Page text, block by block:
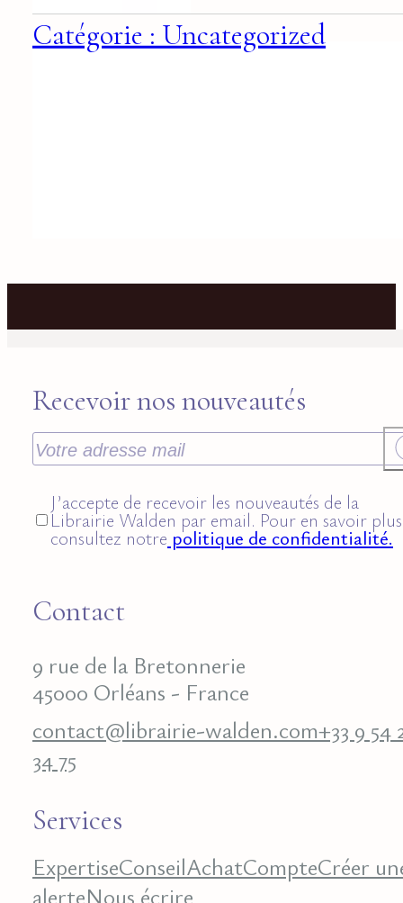
Catégorie : Uncategorized
Recevoir nos nouveautés
J’accepte de recevoir les nouveautés de la
Librairie Walden par email. Pour en savoir
consultez notre politique de confidentialité.
Contact
9 rue de la Bretonnerie
45000 Orléans - France
contact@librairie-walden.com+33 9 54
34 75
Services
ExpertiseConseilAchatCompteCréer
alerteNous écrire